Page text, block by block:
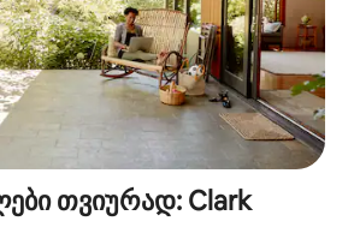
თვიურად: Clark